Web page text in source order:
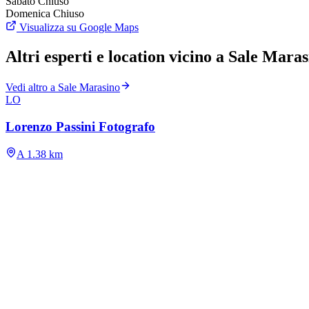
Domenica Chiuso
Visualizza su Google Maps
Altri esperti e location vicino a Sale
Vedi altro a Sale Marasino
LO
Lorenzo Passini Fotografo
A 1.38 km